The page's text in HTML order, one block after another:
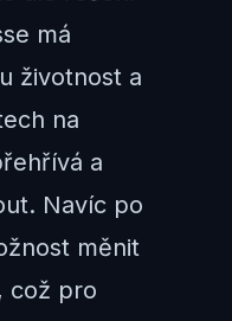
má
životnost a
na
a
Navíc po
měnit
což pro